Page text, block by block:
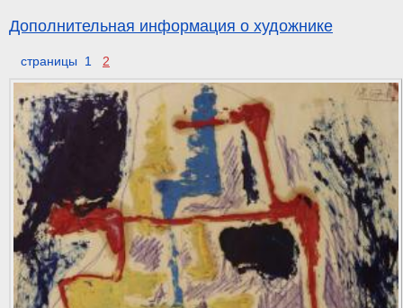
Дополнительная информация о художнике
страницы 1 2